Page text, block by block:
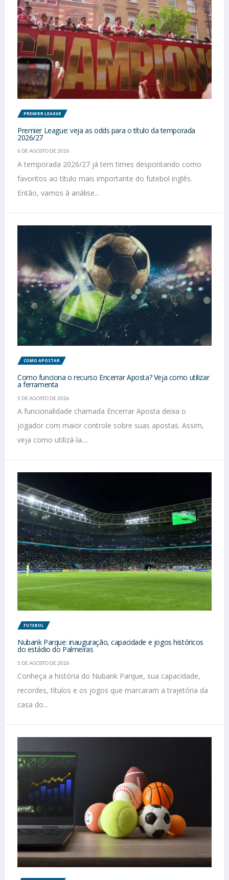
PREMIER LEAGUE
Premier League: veja as odds para o título da temporada
2026/27
6 DE AGOSTO DE 2026
A temporada 2026/27 já tem times despontando como
favoritos ao título mais importante do futebol inglês.
Então, vamos à análise...
COMO APOSTAR
Como funciona o recurso Encerrar Aposta? Veja como utilizar
a ferramenta
5 DE AGOSTO DE 2026
A funcionalidade chamada Encerrar Aposta deixa o
jogador com maior controle sobre suas apostas. Assim,
veja como utilizá-la....
FUTEBOL
Nubank Parque: inauguração, capacidade e jogos históricos
do estádio do Palmeiras
5 DE AGOSTO DE 2026
Conheça a história do Nubank Parque, sua capacidade,
recordes, títulos e os jogos que marcaram a trajetória da
casa do...